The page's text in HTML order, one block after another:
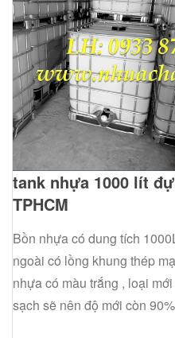
tank nhựa 1000 lít
TPHCM
Bồn nhựa có dung tích
ngoài có lồng khung thép
nhựa có màu trắng , loại
sạch sẽ nên độ mới còn